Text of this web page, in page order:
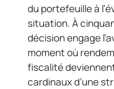
du portefeuille à
situation. À
décision engage
moment où
fiscalité
cardinaux d’une